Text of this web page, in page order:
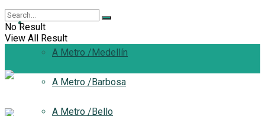
A Metro
A Metro /Medellín
A Metro /Barbosa
A Metro /Bello
No Result
View All Result